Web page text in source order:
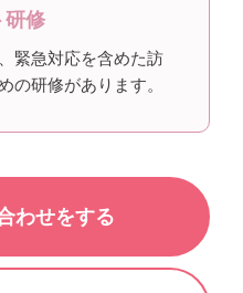
研修
緊急対応を含めた訪
の研修があります。
わせをする